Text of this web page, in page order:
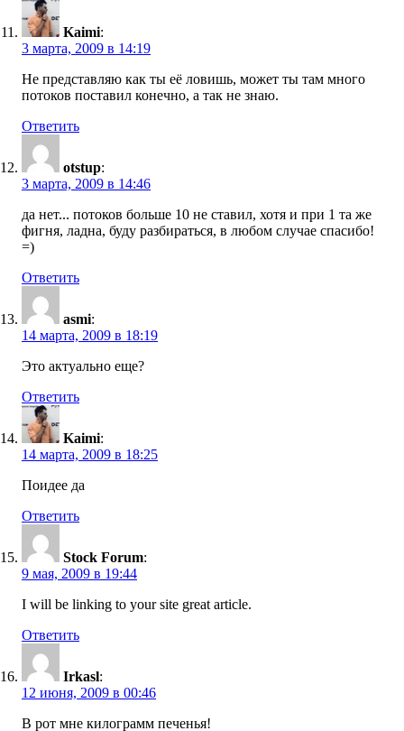
Kaimi:
3 марта, 2009 в 14:19
Не представляю как ты её ловишь, может ты там много
потоков поставил конечно, а так не знаю.
Ответить
otstup:
3 марта, 2009 в 14:46
да нет... потоков больше 10 не ставил, хотя и при 1 та же
фигня, ладна, буду разбираться, в любом случае спасибо!
=)
Ответить
asmi:
14 марта, 2009 в 18:19
Это актуально еще?
Ответить
Kaimi:
14 марта, 2009 в 18:25
Поидее да
Ответить
Stock Forum:
9 мая, 2009 в 19:44
I will be linking to your site great article.
Ответить
Irkasl:
12 июня, 2009 в 00:46
В рот мне килограмм печенья!